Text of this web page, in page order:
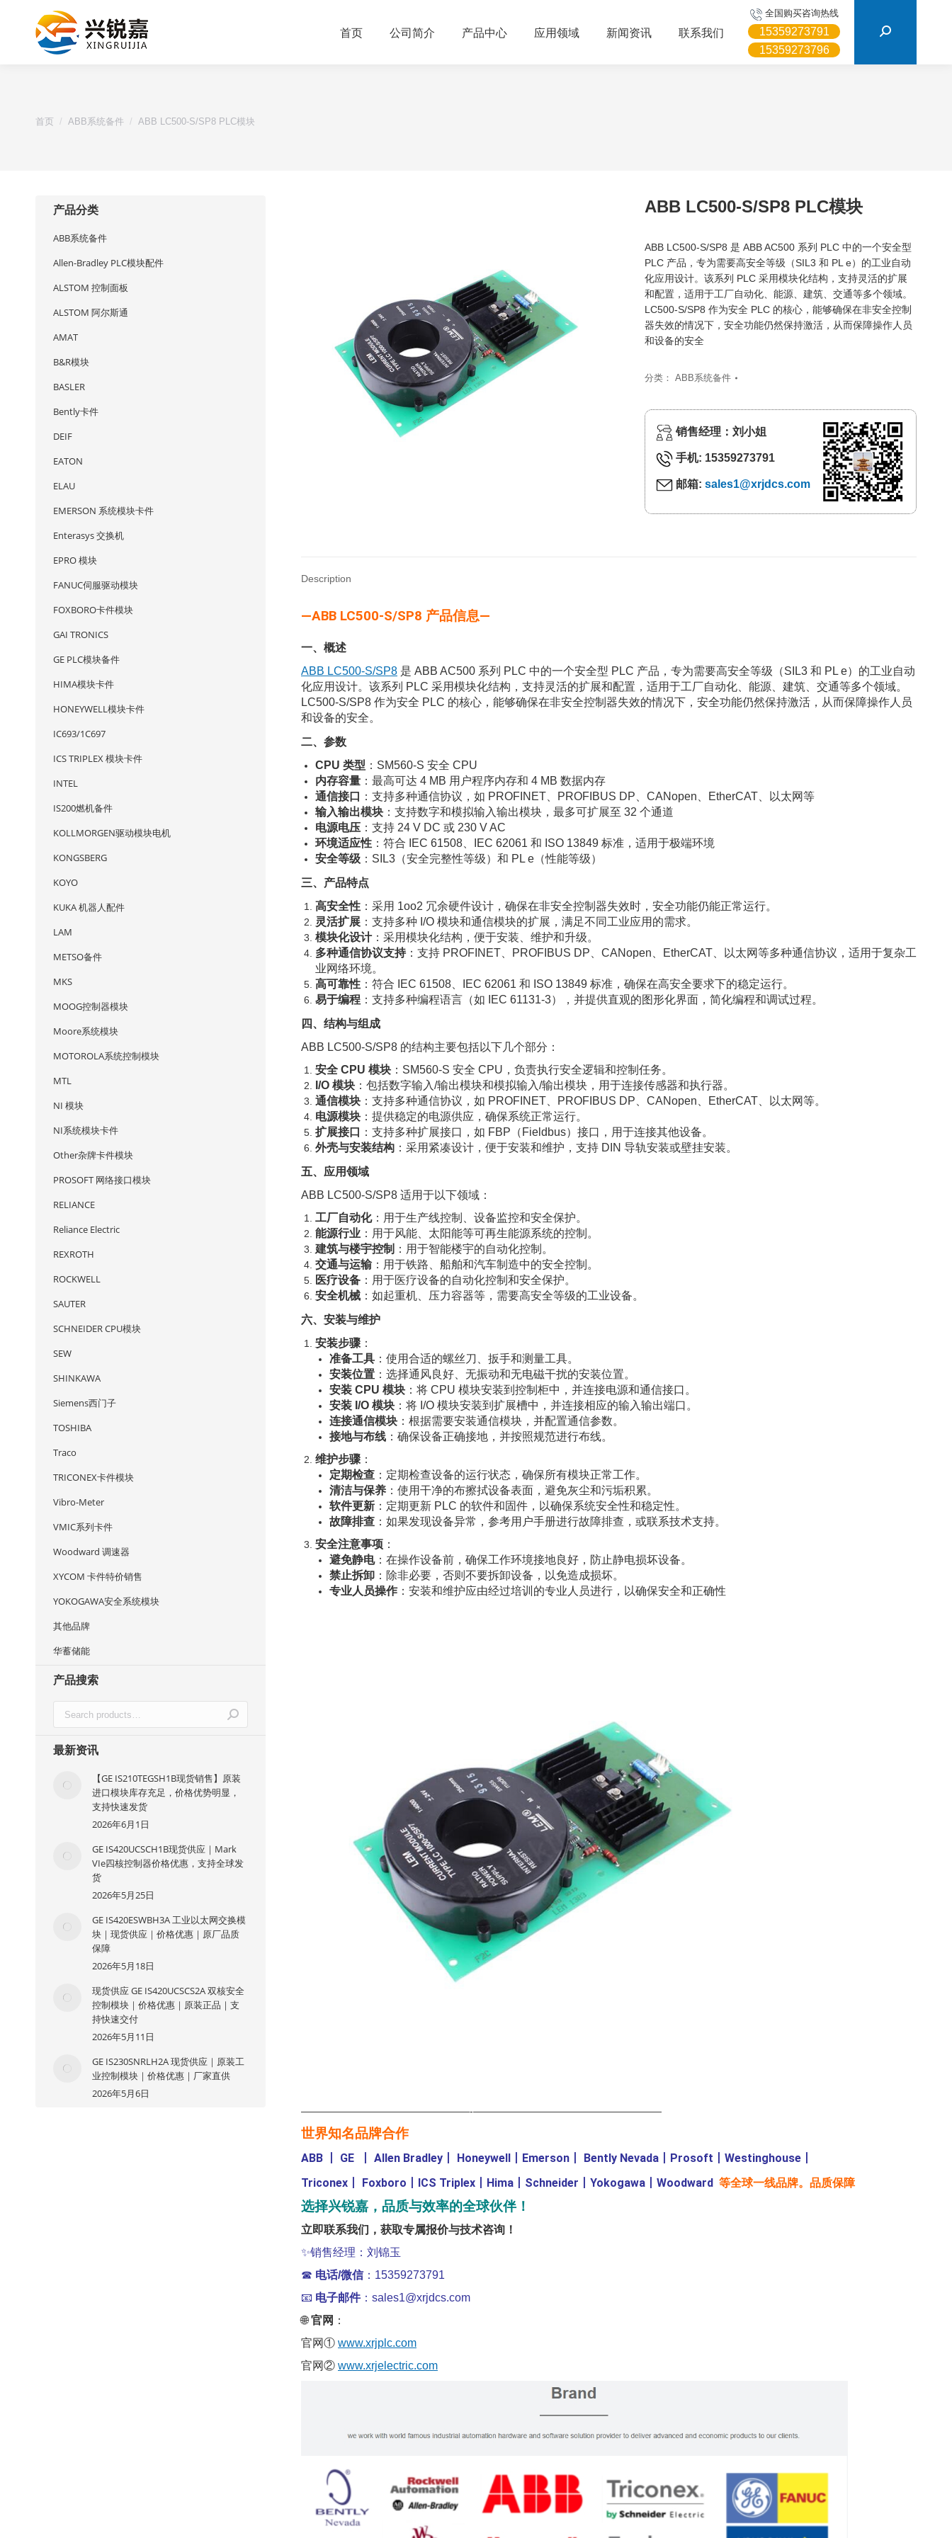
首页 公司简介 产品中心 应用领域 新闻资讯 联系我们
全国购买咨询热线
15359273791
15359273796
首页 ABB系统备件 ABB LC500-S/SP8 PLC模块
ABB LC500-S/SP8 PLC模块
ABB LC500-S/SP8 是 ABB AC500 系列 PLC 中的一个安全型
PLC 产品，专为需要高安全等级（SIL3 和 PL e）的工业自动
化应用设计。该系列 PLC 采用模块化结构，支持灵活的扩展
和配置，适用于工厂自动化、能源、建筑、交通等多个领域。
LC500-S/SP8 作为安全 PLC 的核心，能够确保在非安全控制
器失效的情况下，安全功能仍然保持激活，从而保障操作人员
和设备的安全
分类： ABB系统备件
销售经理：刘小姐
手机: 15359273791
邮箱: sales1@xrjdcs.com
Description
—ABB LC500-S/SP8 产品信息—
一、概述
ABB LC500-S/SP8 是 ABB AC500 系列 PLC 中的一个安全型 PLC 产品，专为需要高安全等级（SIL3 和 PL e）的工业自动
化应用设计。该系列 PLC 采用模块化结构，支持灵活的扩展和配置，适用于工厂自动化、能源、建筑、交通等多个领域。
LC500-S/SP8 作为安全 PLC 的核心，能够确保在非安全控制器失效的情况下，安全功能仍然保持激活，从而保障操作人员
和设备的安全。
二、参数
CPU 类型 ：SM560-S 安全 CPU
内存容量 ：最高可达 4 MB 用户程序内存和 4 MB 数据内存
通信接口
：支持多种通信协议，如 PROFINET、PROFIBUS DP、CANopen、EtherCAT、以太网等
输入输出模块 ：支持数字和模拟输入输出模块，最多可扩展至 32 个通道
电源电压 ：支持 24 V DC 或 230 V AC
环境适应性 ：符合 IEC 61508、IEC 62061 和 ISO 13849 标准，适用于极端环境
安全等级 ：SIL3（安全完整性等级）和 PL e（性能等级）
三、产品特点
高安全性 ：采用 1oo2 冗余硬件设计，确保在非安全控制器失效时，安全功能仍能正常运行。
灵活扩展 ：支持多种 I/O 模块和通信模块的扩展，满足不同工业应用的需求。
模块化设计：采用模块化结构，便于安装、维护和升级。
多种通信协议支持：支持 PROFINET、PROFIBUS DP、CANopen、EtherCAT、以太网等多种通信协议，适用于复杂工
业网络环境。
高可靠性 ：符合 IEC 61508、IEC 62061 和 ISO 13849 标准，确保在高安全要求下的稳定运行。
易于编程 ：支持多种编程语言（如 IEC 61131-3），并提供直观的图形化界面，简化编程和调试过程。
四、结构与组成
ABB LC500-S/SP8 的结构主要包括以下几个部分：
安全 CPU 模块 ：SM560-S 安全 CPU，负责执行安全逻辑和控制任务。
I/O 模块 ：包括数字输入/输出模块和模拟输入/输出模块，用于连接传感器和执行器。
通信模块 ：支持多种通信协议，如 PROFINET、PROFIBUS DP、CANopen、EtherCAT、以太网等。
电源模块 ：提供稳定的电源供应，确保系统正常运行。
扩展接口
：支持多种扩展接口，如 FBP（Fieldbus）接口，用于连接其他设备。
外壳与安装结构 ：采用紧凑设计，便于安装和维护，支持 DIN 导轨安装或壁挂安装。
五、应用领域
ABB LC500-S/SP8 适用于以下领域：
工厂自动化：用于生产线控制、设备监控和安全保护。
能源行业 ：用于风能、太阳能等可再生能源系统的控制。
建筑与楼宇控制 ：用于智能楼宇的自动化控制。
交通与运输：用于铁路、船舶和汽车制造中的安全控制。
医疗设备 ：用于医疗设备的自动化控制和安全保护。
安全机械 ：如起重机、压力容器等，需要高安全等级的工业设备。
六、安装与维护
安装步骤 ：
准备工具 ：使用合适的螺丝刀、扳手和测量工具。
安装位置 ：选择通风良好、无振动和无电磁干扰的安装位置。
安装 CPU 模块 ：将 CPU 模块安装到控制柜中，并连接电源和通信接口。
安装 I/O 模块 ：将 I/O 模块安装到扩展槽中，并连接相应的输入输出端口。
连接通信模块 ：根据需要安装通信模块，并配置通信参数。
接地与布线 ：确保设备正确接地，并按照规范进行布线。
维护步骤 ：
定期检查 ：定期检查设备的运行状态，确保所有模块正常工作。
清洁与保养 ：使用干净的布擦拭设备表面，避免灰尘和污垢积累。
软件更新 ：定期更新 PLC 的软件和固件，以确保系统安全性和稳定性。
故障排查 ：如果发现设备异常，参考用户手册进行故障排查，或联系技术支持。
安全注意事项 ：
避免静电：在操作设备前，确保工作环境接地良好，防止静电损坏设备。
禁止拆卸 ：除非必要，否则不要拆卸设备，以免造成损坏。
专业人员操作 ：安装和维护应由经过培训的专业人员进行，以确保安全和正确性
—————————————————-———————————————————
世界知名品牌合作
ABB GE Allen Bradley Honeywell Emerson Bently Nevada Prosoft Westinghouse
Triconex
Foxboro ICS Triplex Hima Schneider Yokogawa Woodward 等全球一线品牌。品质保障
选择兴锐嘉，品质与效率的全球伙伴！
立即联系我们，获取专属报价与技术咨询！
✨销售经理：刘锦玉
☎ 电话/微信：15359273791
📧 电子邮件：sales1@xrjdcs.com
🌐官网 ：
官网① www.xrjplc.com
官网② www.xrjelectric.com
产品分类
ABB系统备件
Allen-Bradley PLC模块配件
ALSTOM 控制面板
ALSTOM 阿尔斯通
AMAT
B&R模块
BASLER
Bently卡件
DEIF
EATON
ELAU
EMERSON 系统模块卡件
Enterasys 交换机
EPRO 模块
FANUC伺服驱动模块
FOXBORO卡件模块
GAI TRONICS
GE PLC模块备件
HIMA模块卡件
HONEYWELL模块卡件
IC693/1C697
ICS TRIPLEX 模块卡件
INTEL
IS200燃机备件
KOLLMORGEN驱动模块电机
KONGSBERG
KOYO
KUKA 机器人配件
LAM
METSO备件
MKS
MOOG控制器模块
Moore系统模块
MOTOROLA系统控制模块
MTL
NI 模块
NI系统模块卡件
Other杂牌卡件模块
PROSOFT 网络接口模块
RELIANCE
Reliance Electric
REXROTH
ROCKWELL
SAUTER
SCHNEIDER CPU模块
SEW
SHINKAWA
Siemens西门子
TOSHIBA
Traco
TRICONEX卡件模块
Vibro-Meter
VMIC系列卡件
Woodward 调速器
XYCOM 卡件特价销售
YOKOGAWA安全系统模块
其他品牌
华蓄储能
产品搜索
最新资讯
【GE IS210TEGSH1B现货销售】原装
进口模块库存充足，价格优势明显，
支持快速发货
2026年6月1日
GE IS420UCSCH1B现货供应｜Mark
VIe四核控制器价格优惠，支持全球发
货
2026年5月25日
GE IS420ESWBH3A 工业以太网交换模
块｜现货供应｜价格优惠｜原厂品质
保障
2026年5月18日
现货供应 GE IS420UCSCS2A 双核安全
控制模块｜价格优惠｜原装正品｜支
持快速交付
2026年5月11日
GE IS230SNRLH2A 现货供应｜原装工
业控制模块｜价格优惠｜厂家直供
2026年5月6日